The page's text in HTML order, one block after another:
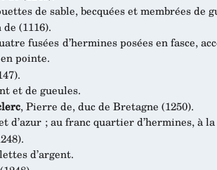
de sable, becquées et membrées de
(1116).
fusées d’hermines posées en fasce,
pointe.
et de gueules.
, Pierre de, duc de Bretagne (1250).
d’azur ; au franc quartier d’hermines, à
d’argent.